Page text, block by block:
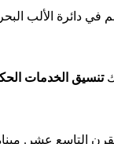
دائرة الألب
تنسيق الخدمات
التاسع عشر.